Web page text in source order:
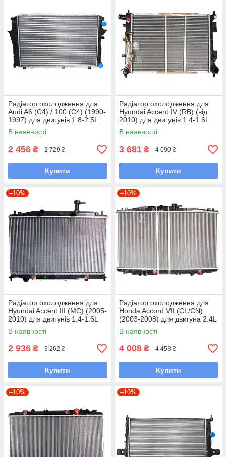
Радіатор охолодження для
Audi A6 (C4) / 100 (C4) (1990-
1997) для двигунів 1.8-2.5L
В наявності
2 456 ₴ 2 729 ₴
Купити
Радіатор охолодження для
Hyundai Accent IV (RB) (від
2010) для двигунів 1.4-1.6L
В наявності
3 681 ₴ 4 090 ₴
Купити
–10%
Радіатор охолодження для
Hyundai Accent III (MC) (2005-
2010) для двигунів 1.4-1.6L
В наявності
2 936 ₴ 3 262 ₴
Купити
–10%
Радіатор охолодження для
Honda Accord VII (CL/CN)
(2003-2008) для двигуна 2.4L
В наявності
4 008 ₴ 4 453 ₴
Купити
–10% –10%